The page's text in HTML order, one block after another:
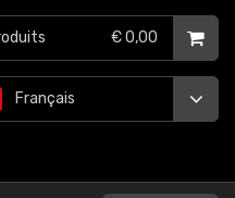
Français
€ 0,00